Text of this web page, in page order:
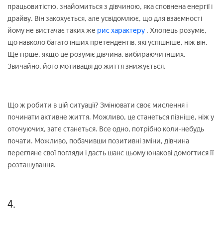
працьовитістю, знайомиться з дівчиною, яка сповнена енергії і
драйву. Він закохується, але усвідомлює, що для взаємності
йому не вистачає таких же рис характеру . Хлопець розуміє,
що навколо багато інших претендентів, які успішніше, ніж він.
Ще гірше, якщо це розуміє дівчина, вибираючи інших.
Звичайно, його мотивація до життя знижується.
Що ж робити в цій ситуації? Змінювати своє мислення і
починати активне життя. Можливо, це станеться пізніше, ніж у
оточуючих, зате станеться. Все одно, потрібно коли-небудь
почати. Можливо, побачивши позитивні зміни, дівчина
перегляне свої погляди і дасть шанс цьому юнакові домогтися її
розташування.
4.